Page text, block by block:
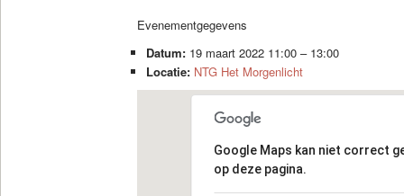
Evenementgegevens
Datum: 19 maart 2022 11:00– 13:00
Locatie: NTG Het Morgenlicht
Google Maps kan niet correct
op deze pagina.